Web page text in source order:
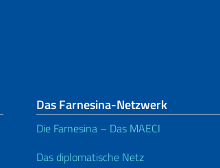
Das Farnesina-Netzwerk
Die Farnesina – Das MAECI
Das diplomatische Netz